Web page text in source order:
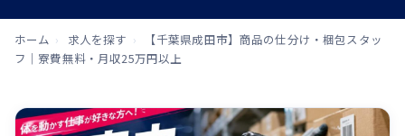
ホーム › 求人を探す ›
【千葉県成田市】商品の仕分け・梱包スタッ
フ｜寮費無料・月収25万円以上